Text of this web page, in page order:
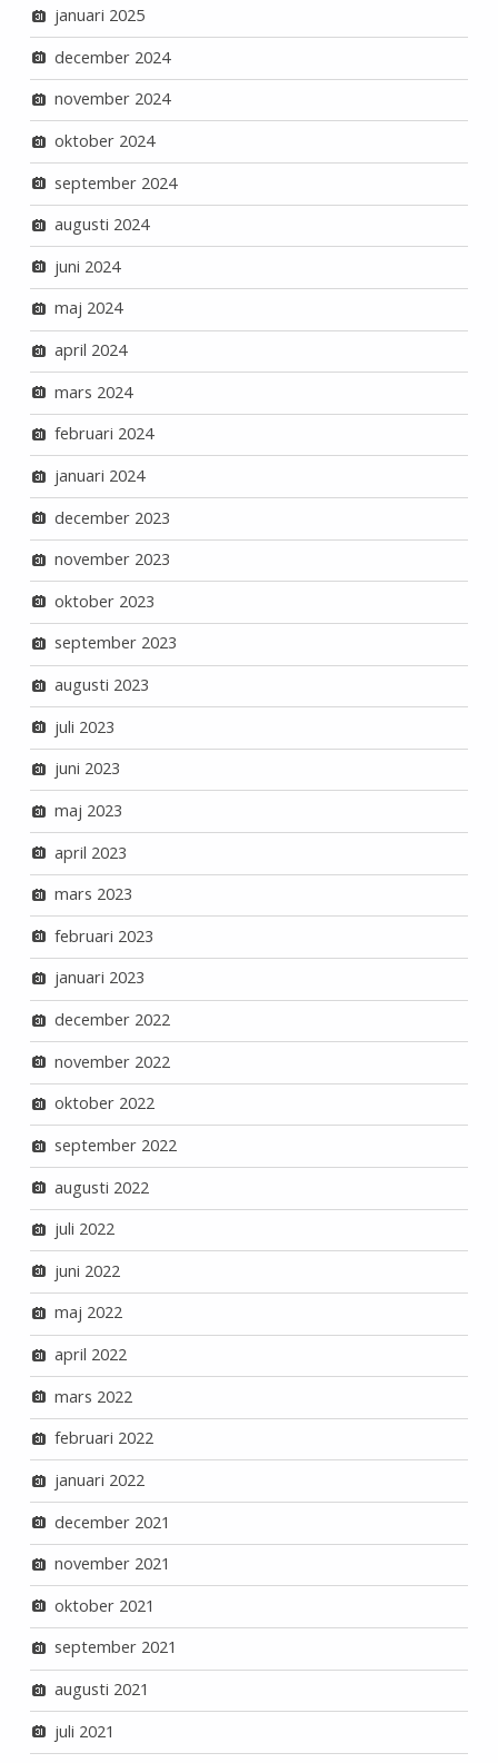
januari 2025
december 2024
november 2024
oktober 2024
september 2024
augusti 2024
juni 2024
maj 2024
april 2024
mars 2024
februari 2024
januari 2024
december 2023
november 2023
oktober 2023
september 2023
augusti 2023
juli 2023
juni 2023
maj 2023
april 2023
mars 2023
februari 2023
januari 2023
december 2022
november 2022
oktober 2022
september 2022
augusti 2022
juli 2022
juni 2022
maj 2022
april 2022
mars 2022
februari 2022
januari 2022
december 2021
november 2021
oktober 2021
september 2021
augusti 2021
juli 2021